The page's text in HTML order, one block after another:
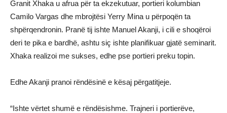
Granit Xhaka u afrua për ta ekzekutuar, portieri kolumbian
Camilo Vargas dhe mbrojtësi Yerry Mina u përpoqën ta
shpërqendronin. Pranë tij ishte Manuel Akanji, i cili e shoqëroi
deri te pika e bardhë, ashtu siç ishte planifikuar gjatë seminarit.
Xhaka realizoi me sukses, edhe pse portieri preku topin.
Edhe Akanji pranoi rëndësinë e kësaj përgatitjeje.
“Ishte vërtet shumë e rëndësishme. Trajneri i portierëve,